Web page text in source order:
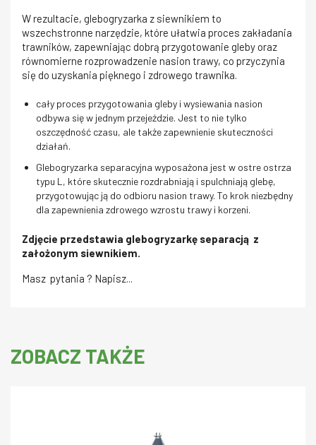
W rezultacie, glebogryzarka z siewnikiem to
wszechstronne narzędzie, które ułatwia proces zakładania
trawników, zapewniając dobrą przygotowanie gleby oraz
równomierne rozprowadzenie nasion trawy, co przyczynia
się do uzyskania pięknego i zdrowego trawnika.
cały proces przygotowania gleby i wysiewania nasion
odbywa się w jednym przejeździe. Jest to nie tylko
oszczędność czasu, ale także zapewnienie skuteczności
działań.
Glebogryzarka separacyjna wyposażona jest w ostre ostrza
typu L, które skutecznie rozdrabniają i spulchniają glebę,
przygotowując ją do odbioru nasion trawy. To krok niezbędny
dla zapewnienia zdrowego wzrostu trawy i korzeni.
Zdjęcie przedstawia glebogryzarkę separacją z
założonym siewnikiem.
Masz pytania ? Napisz...
ZOBACZ TAKŻE